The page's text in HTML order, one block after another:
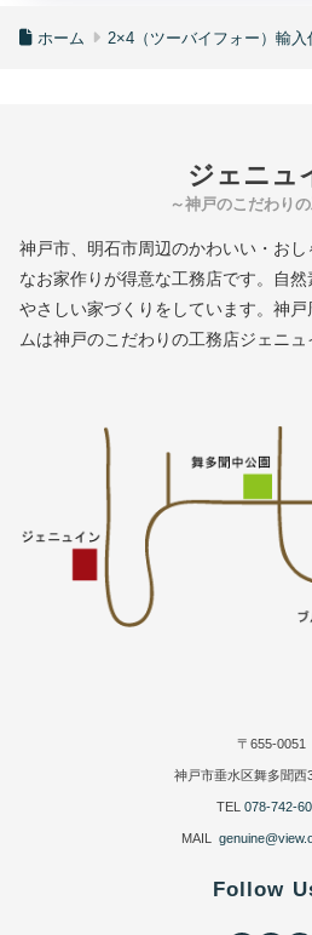
ホーム 2×4（ツーバイフォー）輸入
ジェニュ
～神戸のこだわり
神戸市、明石市周辺のかわいい・お
なお家作りが得意な工務店です。自
やさしい家づくりをしています。神
ムは神戸のこだわりの工務店ジェニュ
〒655-0051
神戸市垂水区舞多聞西
TEL 078-742-
MAIL
Follow